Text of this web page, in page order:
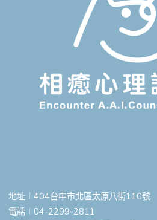
地址︱404台中市北區太原八街110號
電話︱04-2299-2811